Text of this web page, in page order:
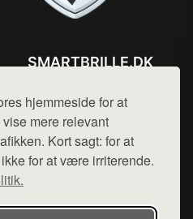
hjemmeside for at
mere relevant
Kort sagt: for at
for at være irriterende.
SMARTBRILLE.DK
Mail: hej@want.dk
Cookie- og privatlivspolitik